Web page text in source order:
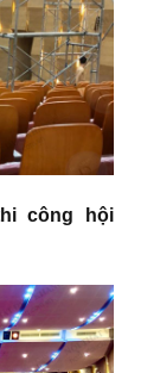
công hội